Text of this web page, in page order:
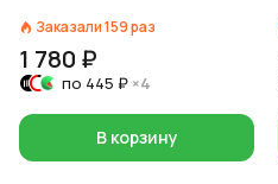
Заказали159раз
1 780 ₽
по 445 ₽ ×4
В корзину